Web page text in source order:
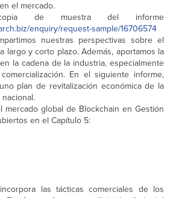
el mercado.
de muestra del informe
enquiry/request-sample/16706574
nuestras perspectivas sobre el
largo y corto plazo. Además, aportamos la
la cadena de la industria, especialmente
En el siguiente informe,
plan de revitalización económica de la
mercado global de Blockchain en Gestión
en el Capítulo 5:
las tácticas comerciales de los